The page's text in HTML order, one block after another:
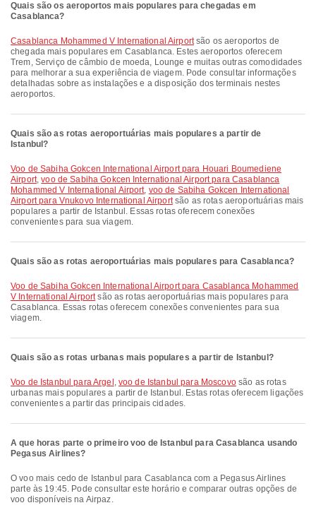
Quais são os aeroportos mais populares para chegadas em
Casablanca?
Casablanca Mohammed V International Airportsão os aeroportos de
chegada mais populares em Casablanca. Estes aeroportos oferecem
Trem, Serviço de câmbio de moeda, Lounge e muitas outras comodidades
para melhorar a sua experiência de viagem. Pode consultar informações
detalhadas sobre as instalações e a disposição dos terminais nestes
aeroportos.
Quais são as rotas aeroportuárias mais populares a partir de
Istanbul?
voo de Sabiha Gokcen International Airport para Houari Boumediene
Airport,voo de Sabiha Gokcen International Airport para Casablanca
Mohammed V International Airport, voo de Sabiha Gokcen International
Airport para Vnukovo International Airportsão as rotas aeroportuárias mais
populares a partir de Istanbul. Essas rotas oferecem conexões
convenientes para sua viagem.
Quais são as rotas aeroportuárias mais populares para Casablanca?
voo de Sabiha Gokcen International Airport para Casablanca Mohammed
V International Airportsão as rotas aeroportuárias mais populares para
Casablanca. Essas rotas oferecem conexões convenientes para sua
viagem.
Quais são as rotas urbanas mais populares a partir de Istanbul?
voo de Istanbul para Argel , voo de Istanbul para Moscovosão as rotas
urbanas mais populares a partir de Istanbul. Estas rotas oferecem ligações
convenientes a partir das principais cidades.
A que horas parte o primeiro voo de Istanbul para Casablanca usando
Pegasus Airlines?
O voo mais cedo de Istanbul para Casablanca com a Pegasus Airlines
parte às 19:45. Pode consultar este horário e comparar outras opções de
voo disponíveis na Airpaz.